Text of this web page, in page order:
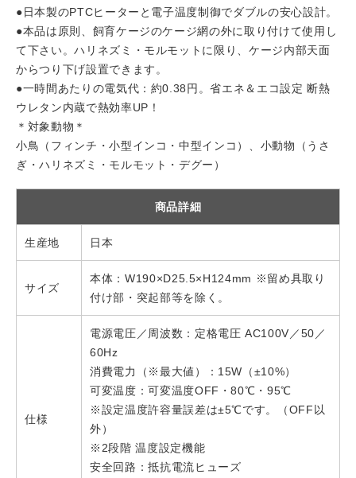
●日本製のPTCヒーターと電子温度制御でダブルの安心設計。
●本品は原則、飼育ケージのケージ網の外に取り付けて使用し
て下さい。ハリネズミ・モルモットに限り、ケージ内部天面
からつり下げ設置できます。
●一時間あたりの電気代：約0.38円。省エネ＆エコ設定 断熱
ウレタン内蔵で熱効率UP！
＊対象動物＊
小鳥（フィンチ・小型インコ・中型インコ）、小動物（うさ
ぎ・ハリネズミ・モルモット・デグー）
商品詳細
生産地 日本
サイズ
本体：W190×D25.5×H124mm ※留め具取り
付け部・突起部等を除く。
仕様
電源電圧／周波数：定格電圧 AC100V／50／
60Hz
消費電力（※最大値）：15W（±10%）
可変温度：可変温度OFF・80℃・95℃
※設定温度許容量誤差は±5℃です。（OFF以
外）
※2段階 温度設定機能
安全回路：抵抗電流ヒューズ